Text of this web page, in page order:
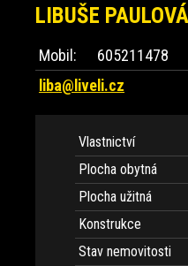
LIBUŠE PAULOVÁ
Mobil:
605211478
liba@liveli.cz
Vlastnictví
Plocha obytná
Plocha užitná
Konstrukce
Stav nemovitosti